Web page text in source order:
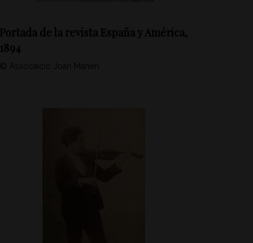
Portada de la revista España y América,
1894
© Associació Joan Manén